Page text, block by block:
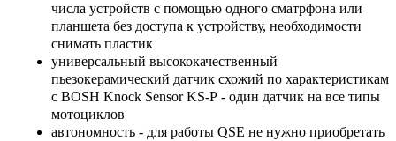
числа устройств с помощью одного сматрфона или
планшета без доступа к устройству, необходимости
снимать пластик
универсальный высококачественный
пьезокерамический датчик схожий по характеристикам
с BOSH Knock Sensor KS-P - один датчик на все типы
мотоциклов
автономность - для работы QSE не нужно приобретать